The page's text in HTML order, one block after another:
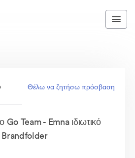
Θέλω να ζητήσω πρόσβαση
Go Team - Emna ιδιωτικό
Brandfolder